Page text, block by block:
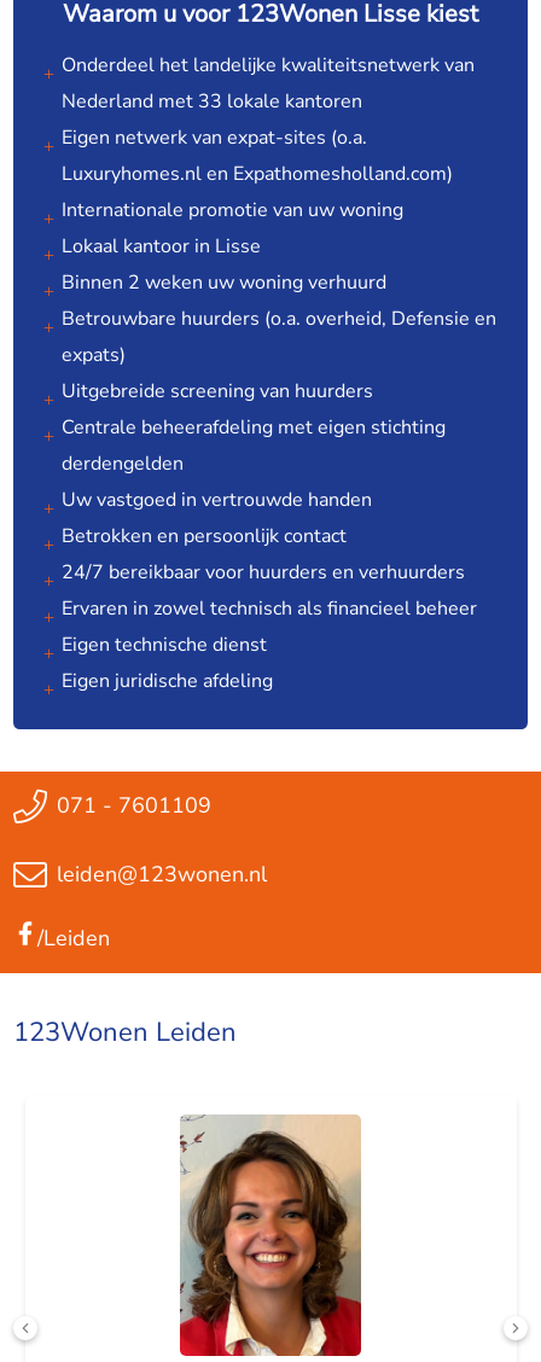
Waarom u voor 123Wonen Lisse kiest
Onderdeel het landelijke kwaliteitsnetwerk van
Nederland met 33 lokale kantoren
Eigen netwerk van expat-sites (o.a.
Luxuryhomes.nl en Expathomesholland.com)
Internationale promotie van uw woning
Lokaal kantoor in Lisse
Binnen 2 weken uw woning verhuurd
Betrouwbare huurders (o.a. overheid, Defensie en
expats)
Uitgebreide screening van huurders
Centrale beheerafdeling met eigen stichting
derdengelden
Uw vastgoed in vertrouwde handen
Betrokken en persoonlijk contact
24/7 bereikbaar voor huurders en verhuurders
Ervaren in zowel technisch als financieel beheer
Eigen technische dienst
Eigen juridische afdeling
071 - 7601109
leiden@123wonen.nl
/Leiden
123Wonen Leiden